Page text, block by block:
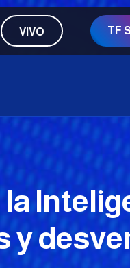
VIVO TF
la
y